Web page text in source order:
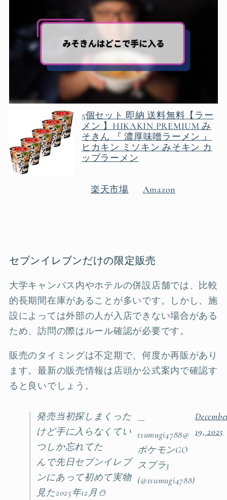
5個セット 即納 送料無料【ラー
メン 】HIKAKIN PREMIUM み
そきん 『 濃厚味噌ラーメン 』
ヒカキン ミソキン みそキン カ
ップラーメン
楽天市場 Amazon
セブンイレブンだけの限定販売
大学キャンパス内やホテルの併設店舗では、比較
的長期間在庫があることが多いです。しかし、施
設によっては外部の人が入店できない場合がある
ため、訪問の際はルール確認が必要です。
販売のタイミングは不定期で、何度か再販があり
ます。最新の販売情報は店頭か公式案内で確認す
ると良いでしょう。
発売当初探しまくった
けど手に入らなくてい
つしか忘れてた
んで先日セブンイレブ
ンにあって初めて実物
見た2025年12月⛄️
—
tsumugi4788@
ポケモンGO
スプラ3
(@tsumugi4788)
19, 2025